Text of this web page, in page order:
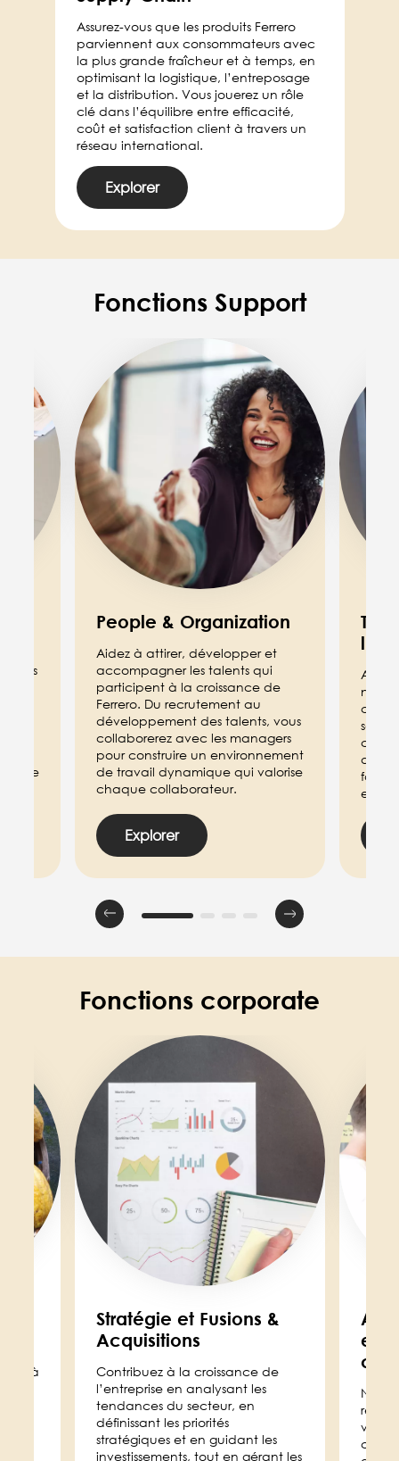
Assurez-vous que les produits Ferrero
parviennent aux consommateurs avec
la plus grande fraîcheur et à temps, en
optimisant la logistique, l’entreposage
et la distribution. Vous jouerez un rôle
clé dans l’équilibre entre efficacité,
coût et satisfaction client à travers un
réseau international.
Explorer
Fonctions Support
People & Organization
Aidez à attirer, développer et
accompagner les talents qui
participent à la croissance de
Ferrero. Du recrutement au
développement des talents, vous
collaborerez avec les managers
pour construire un environnement
de travail dynamique qui valorise
chaque collaborateur.
Explorer
de
et
Fonctions corporate
à
Stratégie et Fusions &
Acquisitions
Contribuez à la croissance de
l’entreprise en analysant les
tendances du secteur, en
définissant les priorités
stratégiques et en guidant les
investissements, tout en gérant les
et
Notre